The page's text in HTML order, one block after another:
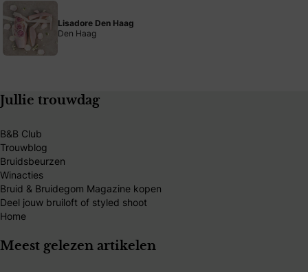
Lisadore Den Haag
Den Haag
Jullie trouwdag
B&B Club
Trouwblog
Bruidsbeurzen
Winacties
Bruid & Bruidegom Magazine kopen
Deel jouw bruiloft of styled shoot
Home
Meest gelezen artikelen